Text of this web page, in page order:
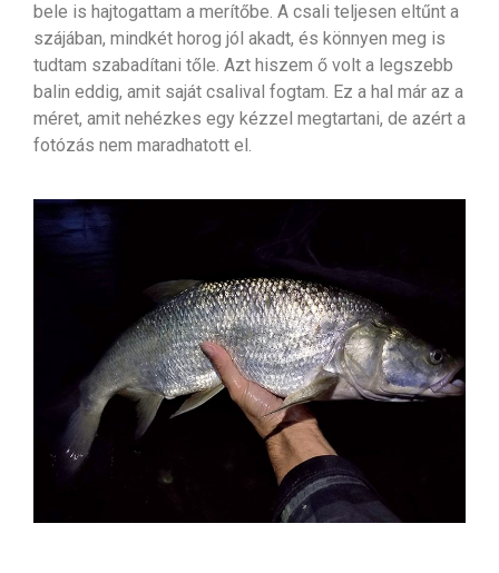
bele is hajtogattam a merítőbe. A csali teljesen eltűnt a
szájában, mindkét horog jól akadt, és könnyen meg is
tudtam szabadítani tőle. Azt hiszem ő volt a legszebb
balin eddig, amit saját csalival fogtam. Ez a hal már az a
méret, amit nehézkes egy kézzel megtartani, de azért a
fotózás nem maradhatott el.